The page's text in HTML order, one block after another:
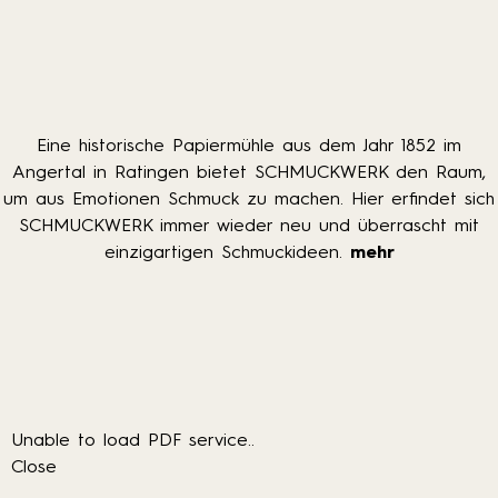
Eine historische Papiermühle aus dem Jahr 1852 im
Angertal in Ratingen bietet SCHMUCKWERK den Raum,
um aus Emotionen Schmuck zu machen. Hier erfindet sich
SCHMUCKWERK immer wieder neu und überrascht mit
einzigartigen Schmuckideen. mehr
Unable to load PDF service..
Close